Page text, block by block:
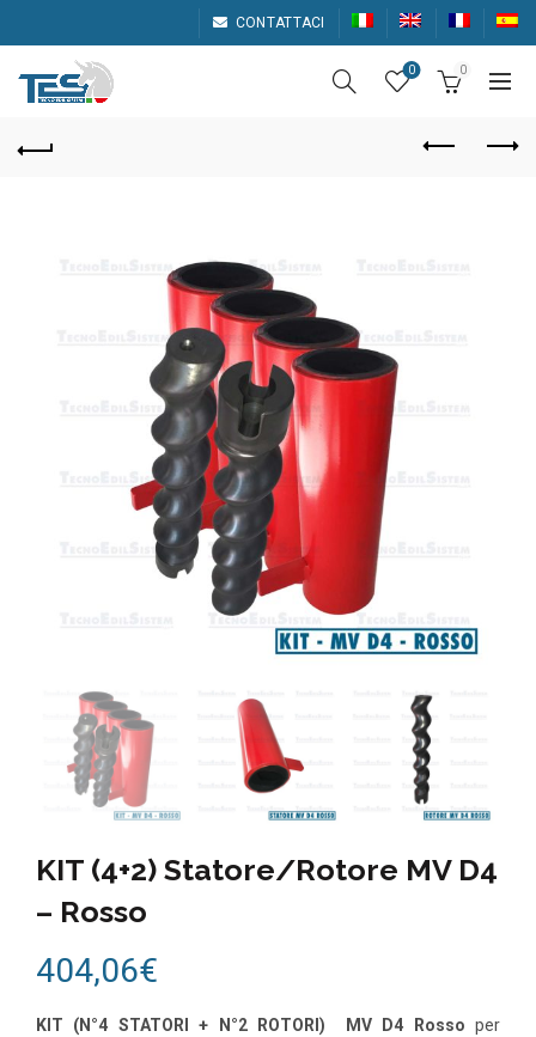
CONTATTACI
0 0
KIT (4+2) Statore/Rotore MV D4
– Rosso
404,06€
KIT (N°4 STATORI + N°2 ROTORI) MV D4 Rosso per